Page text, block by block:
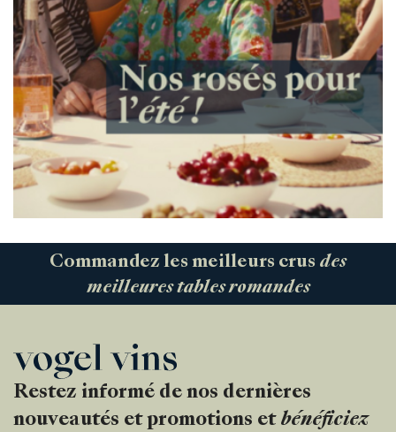
Commandez les meilleurs crus des
meilleures tables romandes
Restez informé de nos dernières
nouveautés et promotions et bénéficiez